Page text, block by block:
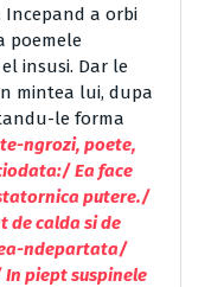
Incepand a orbi
poemele
insusi. Dar le
mintea lui, dupa
le forma
te-ngrozi, poete,
Ea face
putere./
de calda si de
ndepartata/
piept suspinele